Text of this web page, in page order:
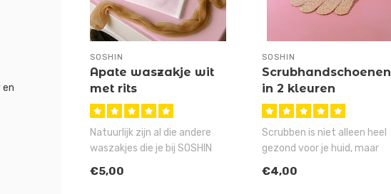
en
SOSHIN
Apate waszakje wit
met rits
Natuurlijk zijn al die andere
waszakjes die je bij SOSHIN
€5,00
SOSHIN
Scrubhandschoenen
in 2 kleuren
Scrubben is niet alleen heel
gezond voor je huid, maar
€4,00